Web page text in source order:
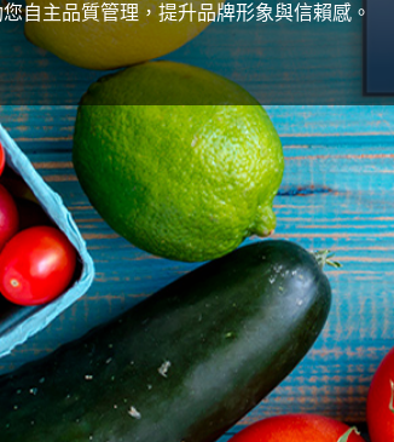
為您生活每一刻 良食確保您飲食無慮。
新穎領先的技術，快速準確的提供您食品來